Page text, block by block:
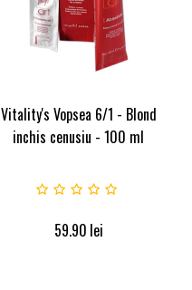
Vitality's Vopsea 6/1 - Blond
inchis cenusiu - 100 ml
59.90 lei